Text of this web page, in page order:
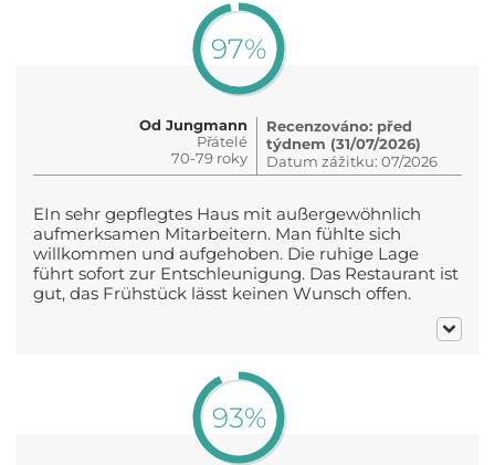
97%
Od Jungmann
Přátelé
70-79 roky
Recenzováno: před
týdnem (31/07/2026)
Datum zážitku: 07/2026
EIn sehr gepflegtes Haus mit außergewöhnlich
aufmerksamen Mitarbeitern. Man fühlte sich
willkommen und aufgehoben. Die ruhige Lage
führt sofort zur Entschleunigung. Das Restaurant ist
gut, das Frühstück lässt keinen Wunsch offen.
93%